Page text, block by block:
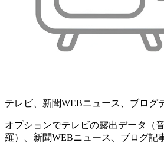
テレビ、新聞WEBニュース、ブログ
オプションでテレビの露出データ（
羅）、新聞WEBニュース、ブログ記